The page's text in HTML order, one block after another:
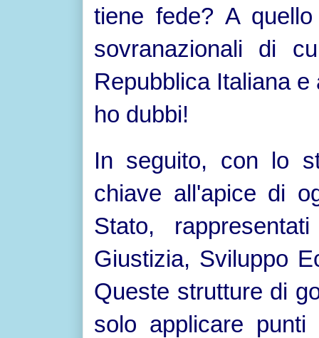
tiene fede? A
sovranazionali di
Repubblica Italiana
ho dubbi!
In seguito, con lo
chiave all'apice di
Stato,
Giustizia, Sviluppo
Queste strutture di
solo applicare